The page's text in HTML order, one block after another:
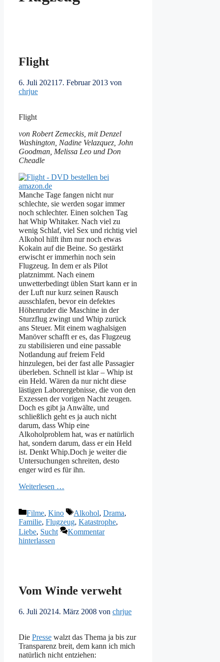
Flight
6. Juli 202117. Februar 2013 von
chrjue
Flight
von Robert Zemeckis, mit Denzel
Washington, Nadine Velazquez, John
Goodman, Melissa Leo und Don
Cheadle
Manche Tage fangen nicht nur
schlechte, sie werden sogar immer
noch schlechter. Einen solchen Tag
hat Whip Whitaker. Nach viel zu
wenig Schlaf, viel Sex und richtig viel
Alkohol hilft ihm nur noch etwas
Kokain auf die Beine. So gestärkt
erwischt er immerhin noch sein
Flugzeug. In dem er als Pilot
platznimmt. Nach einem
unwetterbedingt üblen Start kann er in
der Luft nur kurz seinen Rausch
ausschlafen, bevor ein defektes
Höhenruder die Maschine in der
Sturzflug zwingt und Whip zurück
ans Steuer. Mit einem waghalsigen
Manöver schafft er es, das Flugzeug
zu stabilisieren und eine passable
Notlandung auf freiem Feld
hinzulegen, bei der fast alle Passagier
überleben. Schnell ist klar – Whip ist
ein Held. Wären da nur nicht diese
lästigen Laborergebnisse, die von den
Exzessen der vorigen Nacht zeugen.
Doch es gibt ja Anwälte, und
schließlich geht es ja auch nicht
darum, dass Whip eine
Alkoholproblem hat, was er natürlich
hat, sondern darum, dass er ein Held
ist. Denkt Whip.Doch je weiter die
Untersuchungen schreiten, desto
enger wird es für ihn.
Weiterlesen …
Kategorien
Filme, Kino Schlagwörter
Alkohol, Drama,
Familie, Flugzeug, Katastrophe,
Liebe, Sucht
Kommentar
hinterlassen
Vom Winde verweht
6. Juli 20214. März 2008 von chrjue
Die Presse walzt das Thema ja bis zur
Transparenz breit, dem kann ich mich
natürlich nicht entziehen: